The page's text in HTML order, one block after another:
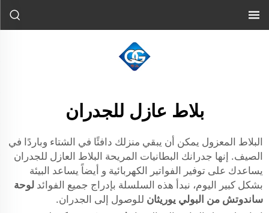
بلاط عازل للجدران
البلاط المعزول يمكن أن يبقي منزلك دافئًا في الشتاء وباردًا في
الصيف. إنها جدرانك البطانيات المريحة البلاط العازل للجدران
يساعدك على توفير الفواتير الكهربائية و أيضاً يساعد البيئة
بشكل كبير اليوم، نبدأ هذه السلسلة بإدراج جميع الفوائد لوحة
ساندوتش من البولي يوريثان للوصول إلى الجدران.